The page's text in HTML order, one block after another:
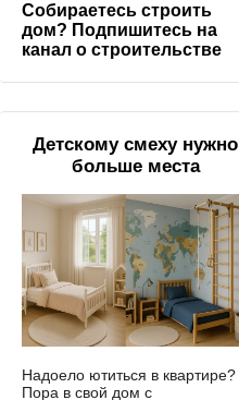
Собираетесь строить
дом? Подпишитесь на
канал о строительстве
Детскому смеху нужно
больше места
Надоело ютиться в квартире?
Пора в свой дом с